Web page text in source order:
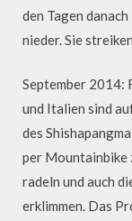
den Tagen
nieder. Sie
September 2014:
und Italien sind
des
per Mountainbike
radeln und auch
erklimmen. Das